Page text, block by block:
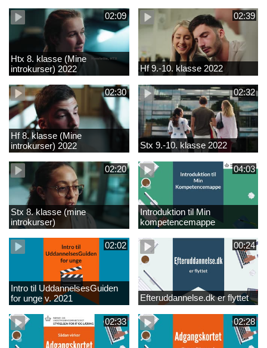
02:09
Htx 8. klasse (Mine
introkurser) 2022
02:39
Hf 9.-10. klasse 2022
02:30
Hf 8. klasse (Mine
introkurser) 2022
02:32
Stx 9.-10. klasse 2022
02:20
Stx 8. klasse (mine
introkurser)
04:03
Introduktion til Min
kompetencemappe
02:02
Intro til UddannelsesGuiden
for unge v. 2021
00:24
Efteruddannelse.dk er flyttet
02:33 02:28